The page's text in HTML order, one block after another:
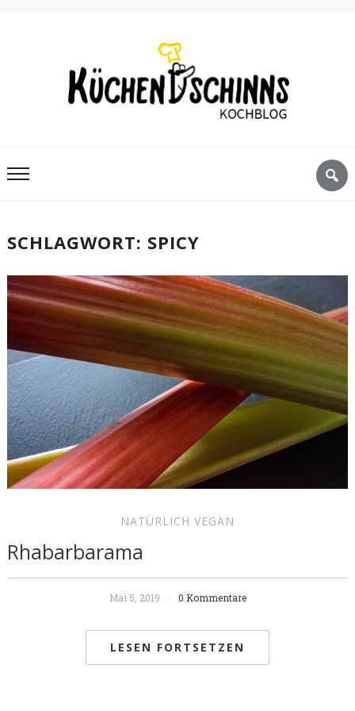
SCHLAGWORT: SPICY
NATÜRLICH VEGAN
Rhabarbarama
Mai 5, 2019 0 Kommentare
LESEN FORTSETZEN